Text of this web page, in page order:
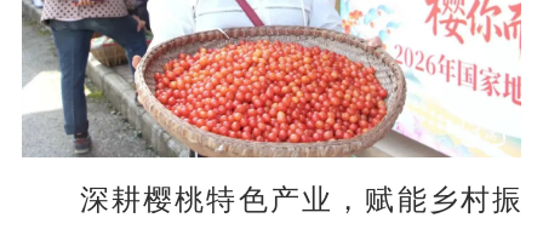
深耕樱桃特色产业，赋能乡村振